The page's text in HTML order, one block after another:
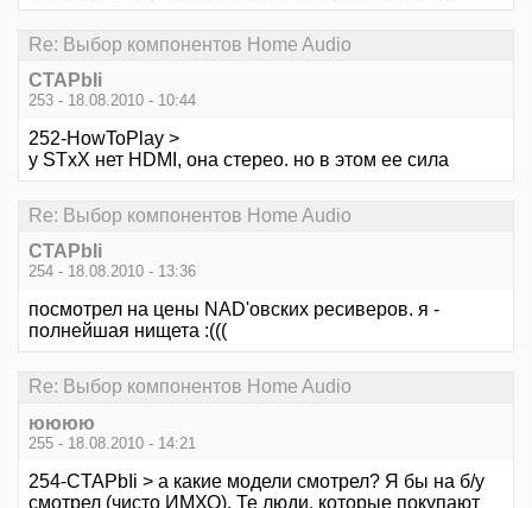
Re: Выбор компонентов Home Audio
CTAPbIi
253 - 18.08.2010 - 10:44
252-HowToPlay >
у STxX нет HDMI, она стерео. но в этом ее сила
Re: Выбор компонентов Home Audio
CTAPbIi
254 - 18.08.2010 - 13:36
посмотрел на цены NAD'овских ресиверов. я -
полнейшая нищета :(((
Re: Выбор компонентов Home Audio
юююю
255 - 18.08.2010 - 14:21
254-CTAPbIi > а какие модели смотрел? Я бы на б/у
смотрел (чисто ИМХО). Те люди, которые покупают